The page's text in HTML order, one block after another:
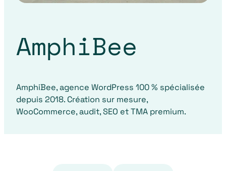
AmphiBee
AmphiBee, agence WordPress 100 % spécialisée
depuis 2018. Création sur mesure,
WooCommerce, audit, SEO et TMA premium.